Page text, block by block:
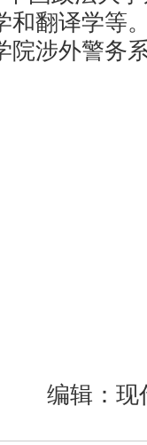
和翻译学等
涉外警务
编辑：